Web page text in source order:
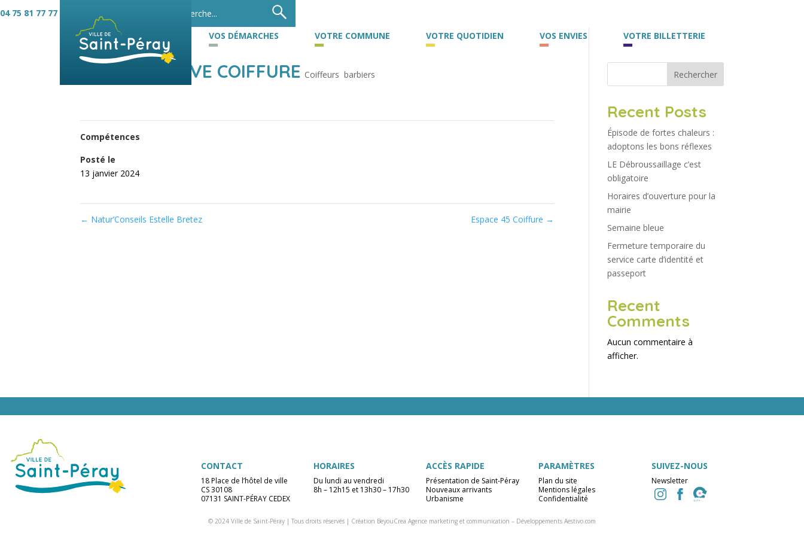
04 75 81 77 77
VOS DÉMARCHES VOTRE COMMUNE VOTRE QUOTIDIEN VOS ENVIES VOTRE BILLETTERIE
SALON JOUVE COIFFURE Coiffeurs  barbiers
Compétences
Posté le
13 janvier 2024
← Natur’Conseils Estelle Bretez Espace 45 Coiffure →
Rechercher
Recent Posts
Épisode de fortes chaleurs :
adoptons les bons réflexes
LE Débroussaillage c’est
obligatoire
Horaires d’ouverture pour la
mairie
Semaine bleue
Fermeture temporaire du
service carte d’identité et
passeport
Recent
Comments
Aucun commentaire à
afficher.
CONTACT
18 Place de l’hôtel de ville
CS 30108
07131 SAINT-PÉRAY CEDEX
HORAIRES
Du lundi au vendredi
8h – 12h15 et 13h30 – 17h30
ACCÈS RAPIDE
Présentation de Saint-Péray
Nouveaux arrivants
Urbanisme
PARAMÈTRES
Plan du site
Mentions légales
Confidentialité
SUIVEZ-NOUS
Newsletter
© 2024 Ville de Saint-Péray | Tous droits réservés | Création BeyouCrea Agence marketing et communication – Développements Aestivo.com